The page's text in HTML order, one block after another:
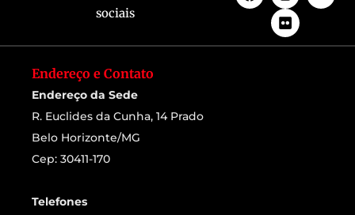
sociais
Endereço e Contato
Endereço da Sede
R. Euclides da Cunha, 14 Prado
Belo Horizonte/MG
Cep: 30411-170
Telefones